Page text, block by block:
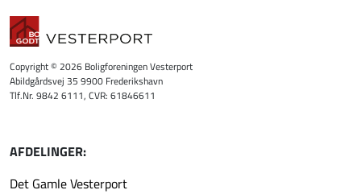
Copyright © 2026 Boligforeningen Vesterport
Abildgårdsvej 35 9900 Frederikshavn
Tlf.Nr. 9842 6111, CVR: 61846611
AFDELINGER:
Det Gamle Vesterport